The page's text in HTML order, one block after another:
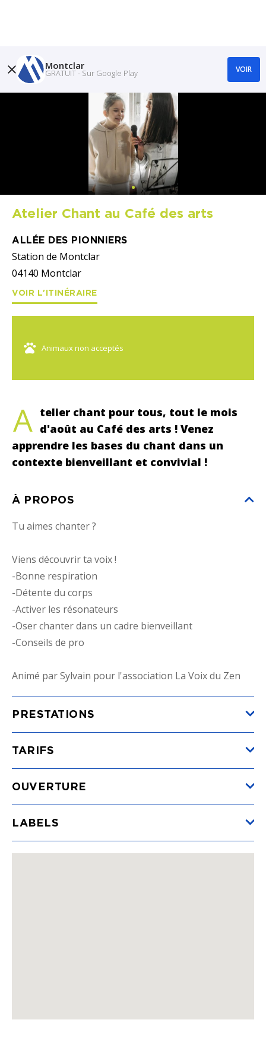
Atelier Chant au Café des arts
ALLÉE DES PIONNIERS
Station de Montclar
04140 Montclar
VOIR L'ITINÉRAIRE
Animaux non acceptés
A telier chant pour tous, tout le mois
d'août au Café des arts ! Venez
apprendre les bases du chant dans un
contexte bienveillant et convivial !
À PROPOS
Tu aimes chanter ?
Viens découvrir ta voix !
-Bonne respiration
-Détente du corps
-Activer les résonateurs
-Oser chanter dans un cadre bienveillant
-Conseils de pro
Animé par Sylvain pour l'association La Voix du Zen
PRESTATIONS
TARIFS
Tarif unique(du 08/07/2026 au 27/08/2026)
Min.12€
OUVERTURE
LABELS
Montclar
GRATUIT - Sur Google Play VOIR